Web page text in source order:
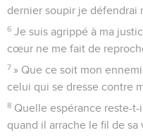
dernier soupir je défendrai
6 Je suis agrippé à ma
cœur ne me fait de
7 » Que ce soit mon
celui qui se dresse contre
8 Quelle espérance reste-
quand il arrache le fil de sa